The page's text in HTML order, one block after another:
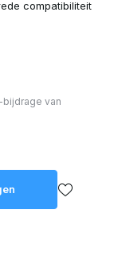
compatibiliteit
bijdrage van